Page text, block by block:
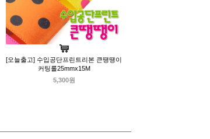
[오늘출고] 수입공단프린트리본 큰땡땡이
커팅롤25mmx15M
5,300원